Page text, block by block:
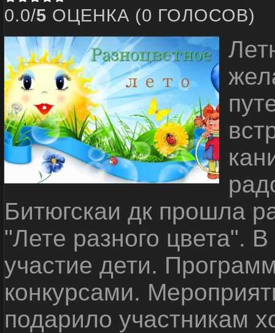
0.0/5 ОЦЕНКА (0 ГОЛОСОВ)
Битюгскаи дк прошла
"Лете разного цвета".
участие дети.
конкурсами.
подарило участникам